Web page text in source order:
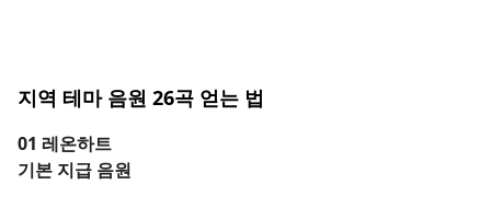
지역 테마 음원 26곡 얻는 법
01 레온하트
기본 지급 음원